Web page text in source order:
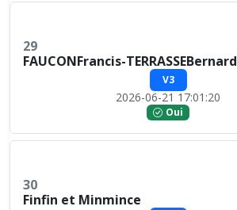
29
FAUCONFrancis-TERRASSEBernard
V3
2026-06-21 17:01:20
Oui
30
Finfin et Minmince